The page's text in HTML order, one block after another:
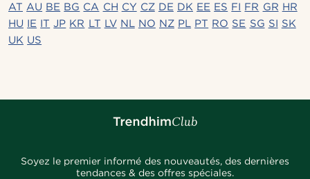
AT AU BE BG CA CH CY CZ DE DK EE ES FI FR GR HR
HU IE IT JP KR LT LV NL NO NZ PL PT RO SE SG SI SK
UK US
Soyez le premier informé des nouveautés, des dernières
tendances & des offres spéciales.